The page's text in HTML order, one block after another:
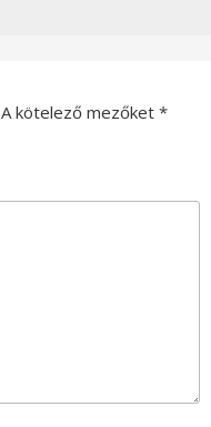
A kötelező mezőket *